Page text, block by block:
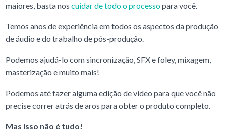
maiores, basta nos cuidar de todo o processopara você.
Temos anos de experiência em todos os aspectos da produção
de áudio e do trabalho de pós-produção.
Podemos ajudá-lo com sincronização, SFX e foley, mixagem,
masterização e muito mais!
Podemos até fazer alguma edição de vídeo para que você não
precise correr atrás de aros para obter o produto completo.
Mas isso não é tudo!